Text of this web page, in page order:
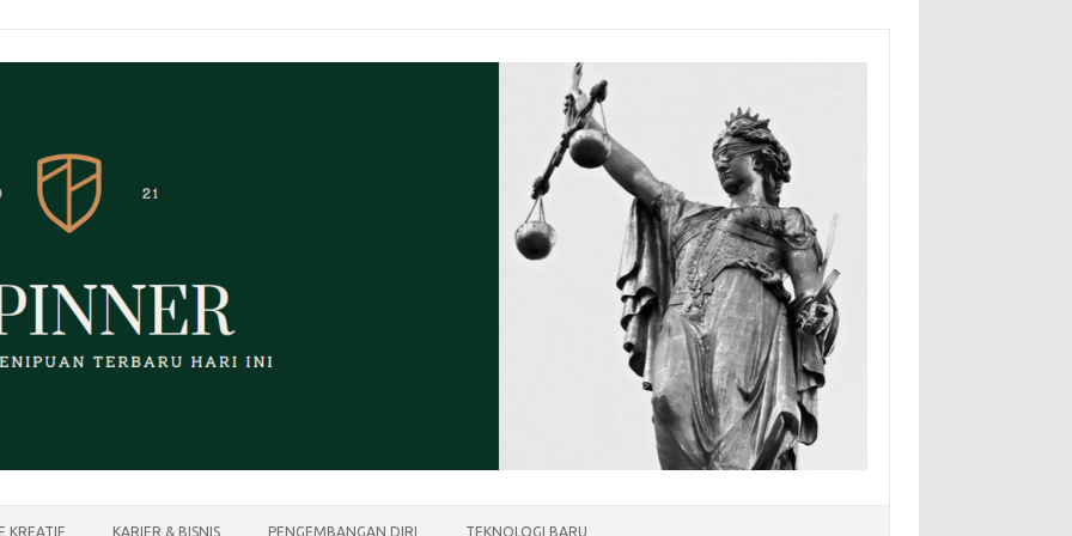
KREATIF KARIER & BISNIS PENGEMBANGAN DIRI TEKNOLOGI BARU